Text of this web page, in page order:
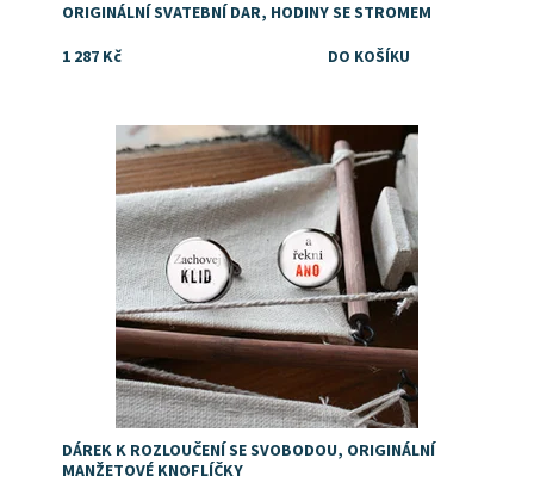
ORIGINÁLNÍ SVATEBNÍ DAR, HODINY SE STROMEM
1 287 Kč
Dostupnost: Skladem
DÁREK K ROZLOUČENÍ SE SVOBODOU, ORIGINÁLNÍ
MANŽETOVÉ KNOFLÍČKY